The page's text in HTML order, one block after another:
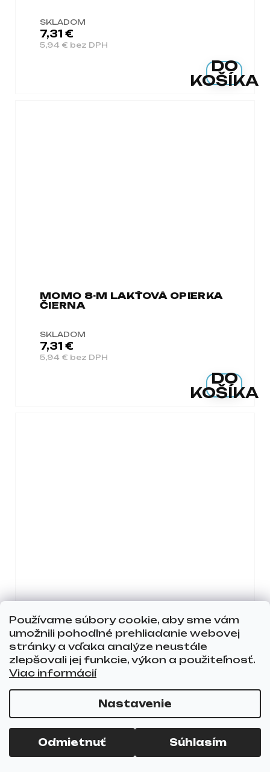
Používame súbory cookie, aby sme vám
umožnili pohodlné prehliadanie webovej
stránky a vďaka analýze neustále
zlepšovali jej funkcie, výkon a použiteľnosť.
Viac informácií
Nastavenie
Odmietnuť Súhlasím
SKLADOM
5,94 € bez DPH
7,31 €
DO
KOŠÍKA
MOMO 8-M LAKŤOVÁ OPIERKA
ČIERNA
SKLADOM
5,94 € bez DPH
7,31 €
DO
KOŠÍKA
MANIKÚRU MOMO DIAMOND
VELOUR ECRU
SKLADOM
19,82 € bez DPH
24,38 €
KOŠÍKA